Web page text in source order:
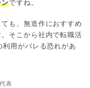
ンですね。
も、無造作におすすめ
そこから社内で転職活
用がバレる恐れがあ
表